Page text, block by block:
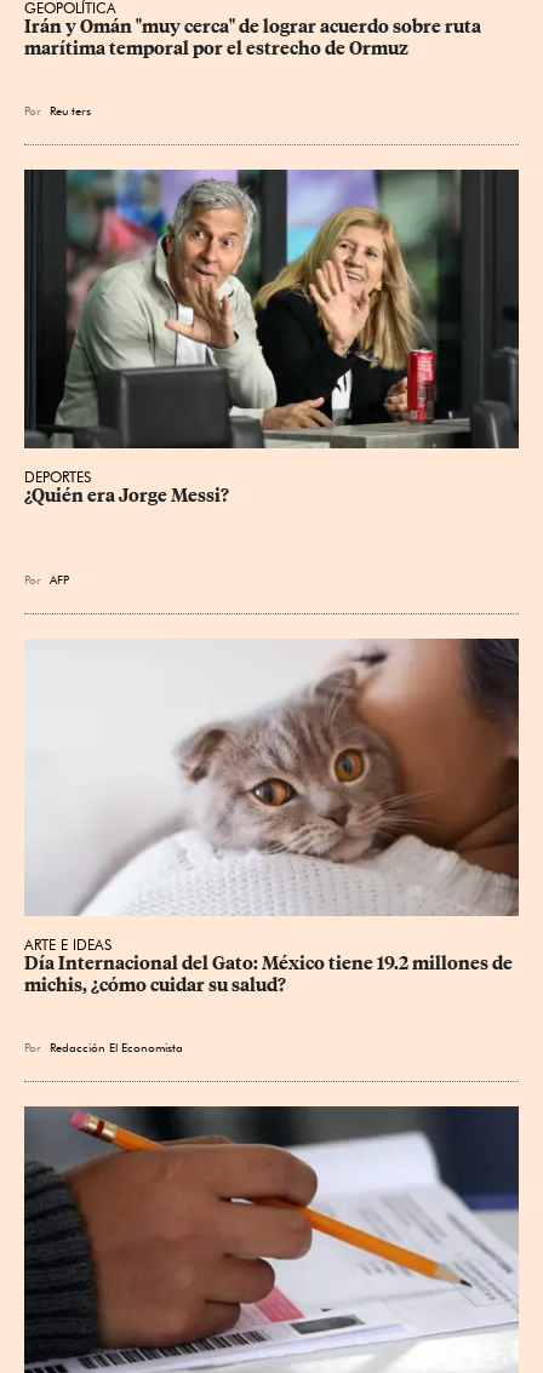
GEOPOLÍTICA
Irán y Omán "muy cerca" de lograr acuerdo sobre ruta
marítima temporal por el estrecho de Ormuz
Por Reu ters
DEPORTES
¿Quién era Jorge Messi?
Por AFP
ARTE E IDEAS
Día Internacional del Gato: México tiene 19.2 millones de
michis, ¿cómo cuidar su salud?
Por Redacción El Economista